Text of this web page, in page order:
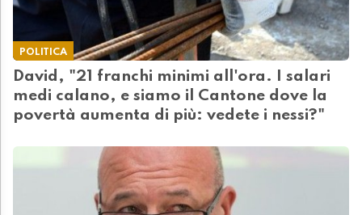
POLITICA
David, "21 franchi minimi all'ora. I salari
medi calano, e siamo il Cantone dove la
povertà aumenta di più: vedete i nessi?"